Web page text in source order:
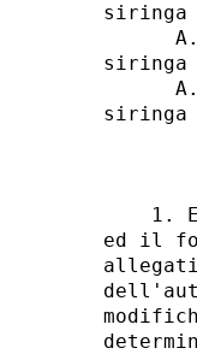
siringa
siringa
siringa
1.
ed il